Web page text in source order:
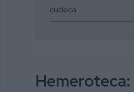
Hemeroteca: